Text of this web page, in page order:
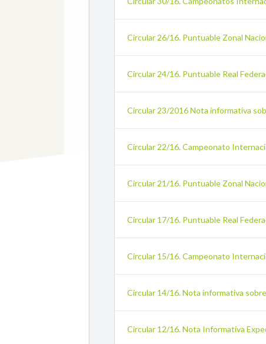
Circular 26/16. Puntuable Zonal
Circular 24/16. Puntuable Real
Circular 23/2016 Nota informativa
Circular 22/16. Campeonato
Circular 21/16. Puntuable Zonal
Circular 17/16. Puntuable Real
Circular 15/16. Campeonato
Circular 14/16. Nota informativa
Circular 12/16. Nota Informativa